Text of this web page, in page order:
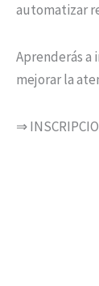
automatizar
Aprenderás a
mejorar la
⇒